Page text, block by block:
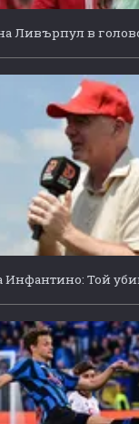
Ливърпул в
Инфантино: Той